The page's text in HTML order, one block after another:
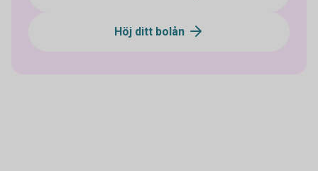
Höj ditt bolån